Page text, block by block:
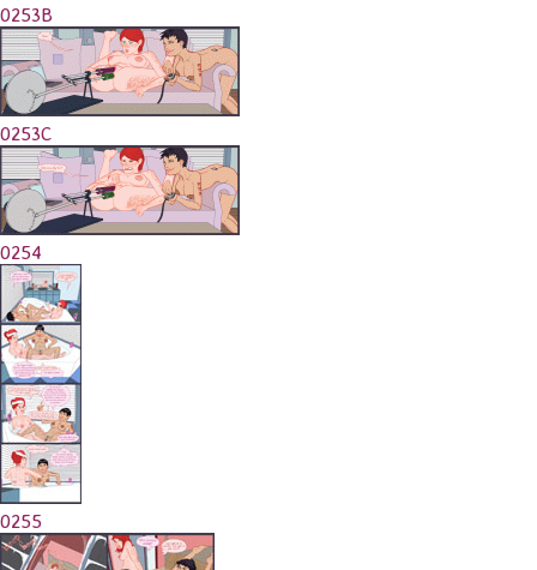
0253B
0253C
0254
0255